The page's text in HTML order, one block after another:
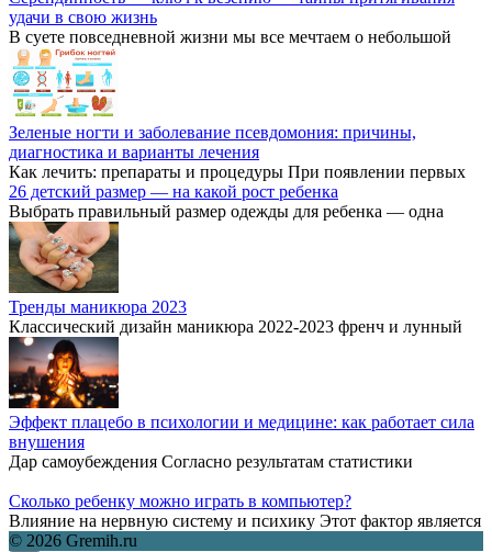
удачи в свою жизнь
В суете повседневной жизни мы все мечтаем о небольшой
Зеленые ногти и заболевание псевдомония: причины,
диагностика и варианты лечения
Как лечить: препараты и процедуры При появлении первых
26 детский размер — на какой рост ребенка
Выбрать правильный размер одежды для ребенка — одна
Тренды маникюра 2023
Классический дизайн маникюра 2022-2023 френч и лунный
Эффект плацебо в психологии и медицине: как работает сила
внушения
Дар самоубеждения Согласно результатам статистики
Сколько ребенку можно играть в компьютер?
Влияние на нервную систему и психику Этот фактор является
© 2026 Gremih.ru